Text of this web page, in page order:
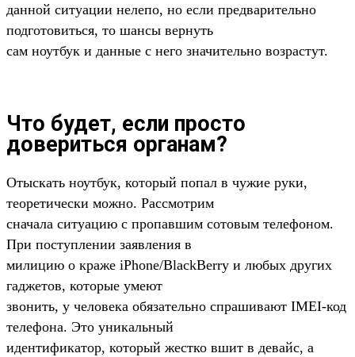
данной ситуации нелепо, но если предварительно
подготовиться, то шансы вернуть
сам ноутбук и данные с него значительно возрастут.
Что будет, если просто
довериться органам?
Отыскать ноутбук, который попал в чужие руки,
теоретически можно. Рассмотрим
сначала ситуацию с пропавшим сотовым телефоном.
При поступлении заявления в
милицию о краже iPhone/BlackBerry и любых других
гаджетов, которые умеют
звонить, у человека обязательно спрашивают IMEI-код
телефона. Это уникальный
идентификатор, который жестко вшит в девайс, а